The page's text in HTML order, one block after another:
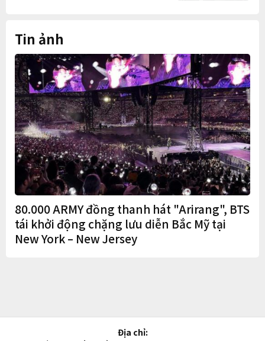
Tin ảnh
80.000 ARMY đồng thanh hát "Arirang", BTS
tái khởi động chặng lưu diễn Bắc Mỹ tại
New York – New Jersey
Địa chỉ: